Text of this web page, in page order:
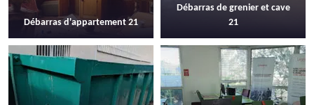
Débarras d'appartement 21
Débarras de grenier et cave
21